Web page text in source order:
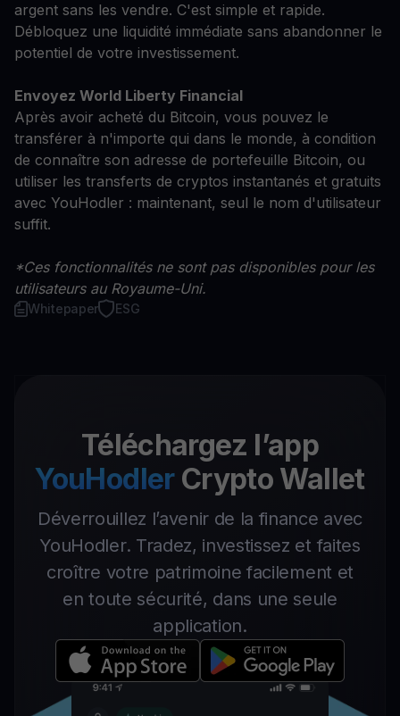
argent sans les vendre. C'est simple et rapide.
Débloquez une liquidité immédiate sans abandonner le
potentiel de votre investissement.
Envoyez World Liberty Financial
Après avoir acheté du Bitcoin, vous pouvez le
transférer à n'importe qui dans le monde, à condition
de connaître son adresse de portefeuille Bitcoin, ou
utiliser les transferts de cryptos instantanés et gratuits
avec YouHodler : maintenant, seul le nom d'utilisateur
suffit.
*Ces fonctionnalités ne sont pas disponibles pour les
utilisateurs au Royaume-Uni.
Whitepaper ESG
Téléchargez l’app
YouHodler Crypto Wallet
Déverrouillez l’avenir de la finance avec
YouHodler. Tradez, investissez et faites
croître votre patrimoine facilement et
en toute sécurité, dans une seule
application.